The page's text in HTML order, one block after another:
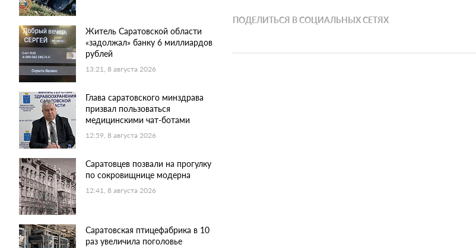
Житель Саратовской области
«задолжал» банку 6 миллиардов
рублей
13:21, 8 августа 2026
Глава саратовского минздрава
призвал пользоваться
медицинскими чат-ботами
12:59, 8 августа 2026
Саратовцев позвали на прогулку
по сокровищнице модерна
12:41, 8 августа 2026
Саратовская птицефабрика в 10
раз увеличила поголовье
ПОДЕЛИТЬСЯ В СОЦИАЛЬНЫХ СЕТЯХ